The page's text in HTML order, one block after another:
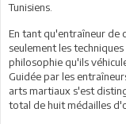
Tunisiens.
En tant qu'entraîneur de
seulement les
philosophie qu'ils
Guidée par les
arts martiaux s'est
total de huit médailles